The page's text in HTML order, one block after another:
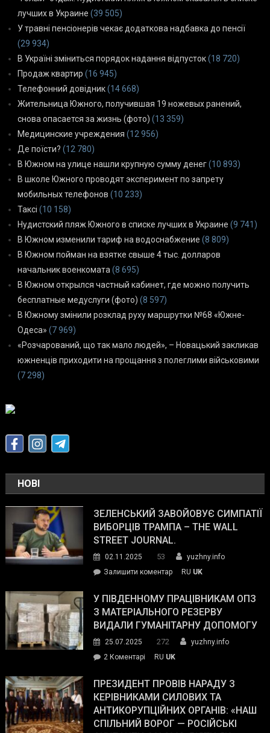
лучших в Украине (39 505)
У травні пенсіонерів чекає додаткова надбавка до пенсії
(29 934)
В Україні зміниться порядок надання відпусток(18 720)
Продаж квартир (16 945)
Телефонний довідник(14 668)
Жительница Южного, получившая 19 ножевых ранений,
снова опасается за жизнь (фото) (13 359)
Медицинские учреждения (12 956)
Де поїсти? (12 780)
В Южном на улице нашли крупную сумму денег(10 893)
В школе Южного проводят эксперимент по запрету
мобильных телефонов (10 233)
Таксі (10 158)
Нудистский пляж Южного в списке лучших в Украине (9 741)
В Южном изменили тариф на водоснабжение (8 809)
В Южном пойман на взятке свыше 4 тыс. долларов
начальник военкомата (8 695)
В Южном открылся частный кабинет, где можно получить
бесплатные медуслуги (фото) (8 597)
В Южному змінили розклад руху маршрутки №68 «Южне-
Одеса» (7 969)
«Розчарований, що так мало людей», – Новацький закликав
южненців приходити на прощання з полеглими військовими
(7 298)
НОВІ
ЗЕЛЕНСЬКИЙ ЗАВОЙОВУЄ СИМПАТІЇ
ВИБОРЦІВ ТРАМПА – THE WALL
STREET JOURNAL.
02.11.2025 53
yuzhny.info
Залишити коментарon
завойовує
симпатії
виборців
The
Street
Journal.
RU UK
У ПІВДЕННОМУ ПРАЦІВНИКАМ ОПЗ
З МАТЕРІАЛЬНОГО РЕЗЕРВУ
ВИДАЛИ ГУМАНІТАРНУ ДОПОМОГУ
25.07.2025 272
yuzhny.info
2 Коментарі
Південному
працівникам
ОПЗ
з
RU UK
ПРЕЗИДЕНТ ПРОВІВ НАРАДУ З
КЕРІВНИКАМИ СИЛОВИХ ТА
АНТИКОРУПЦІЙНИХ ОРГАНІВ: «НАШ
СПІЛЬНИЙ ВОРОГ — РОСІЙСЬКІ